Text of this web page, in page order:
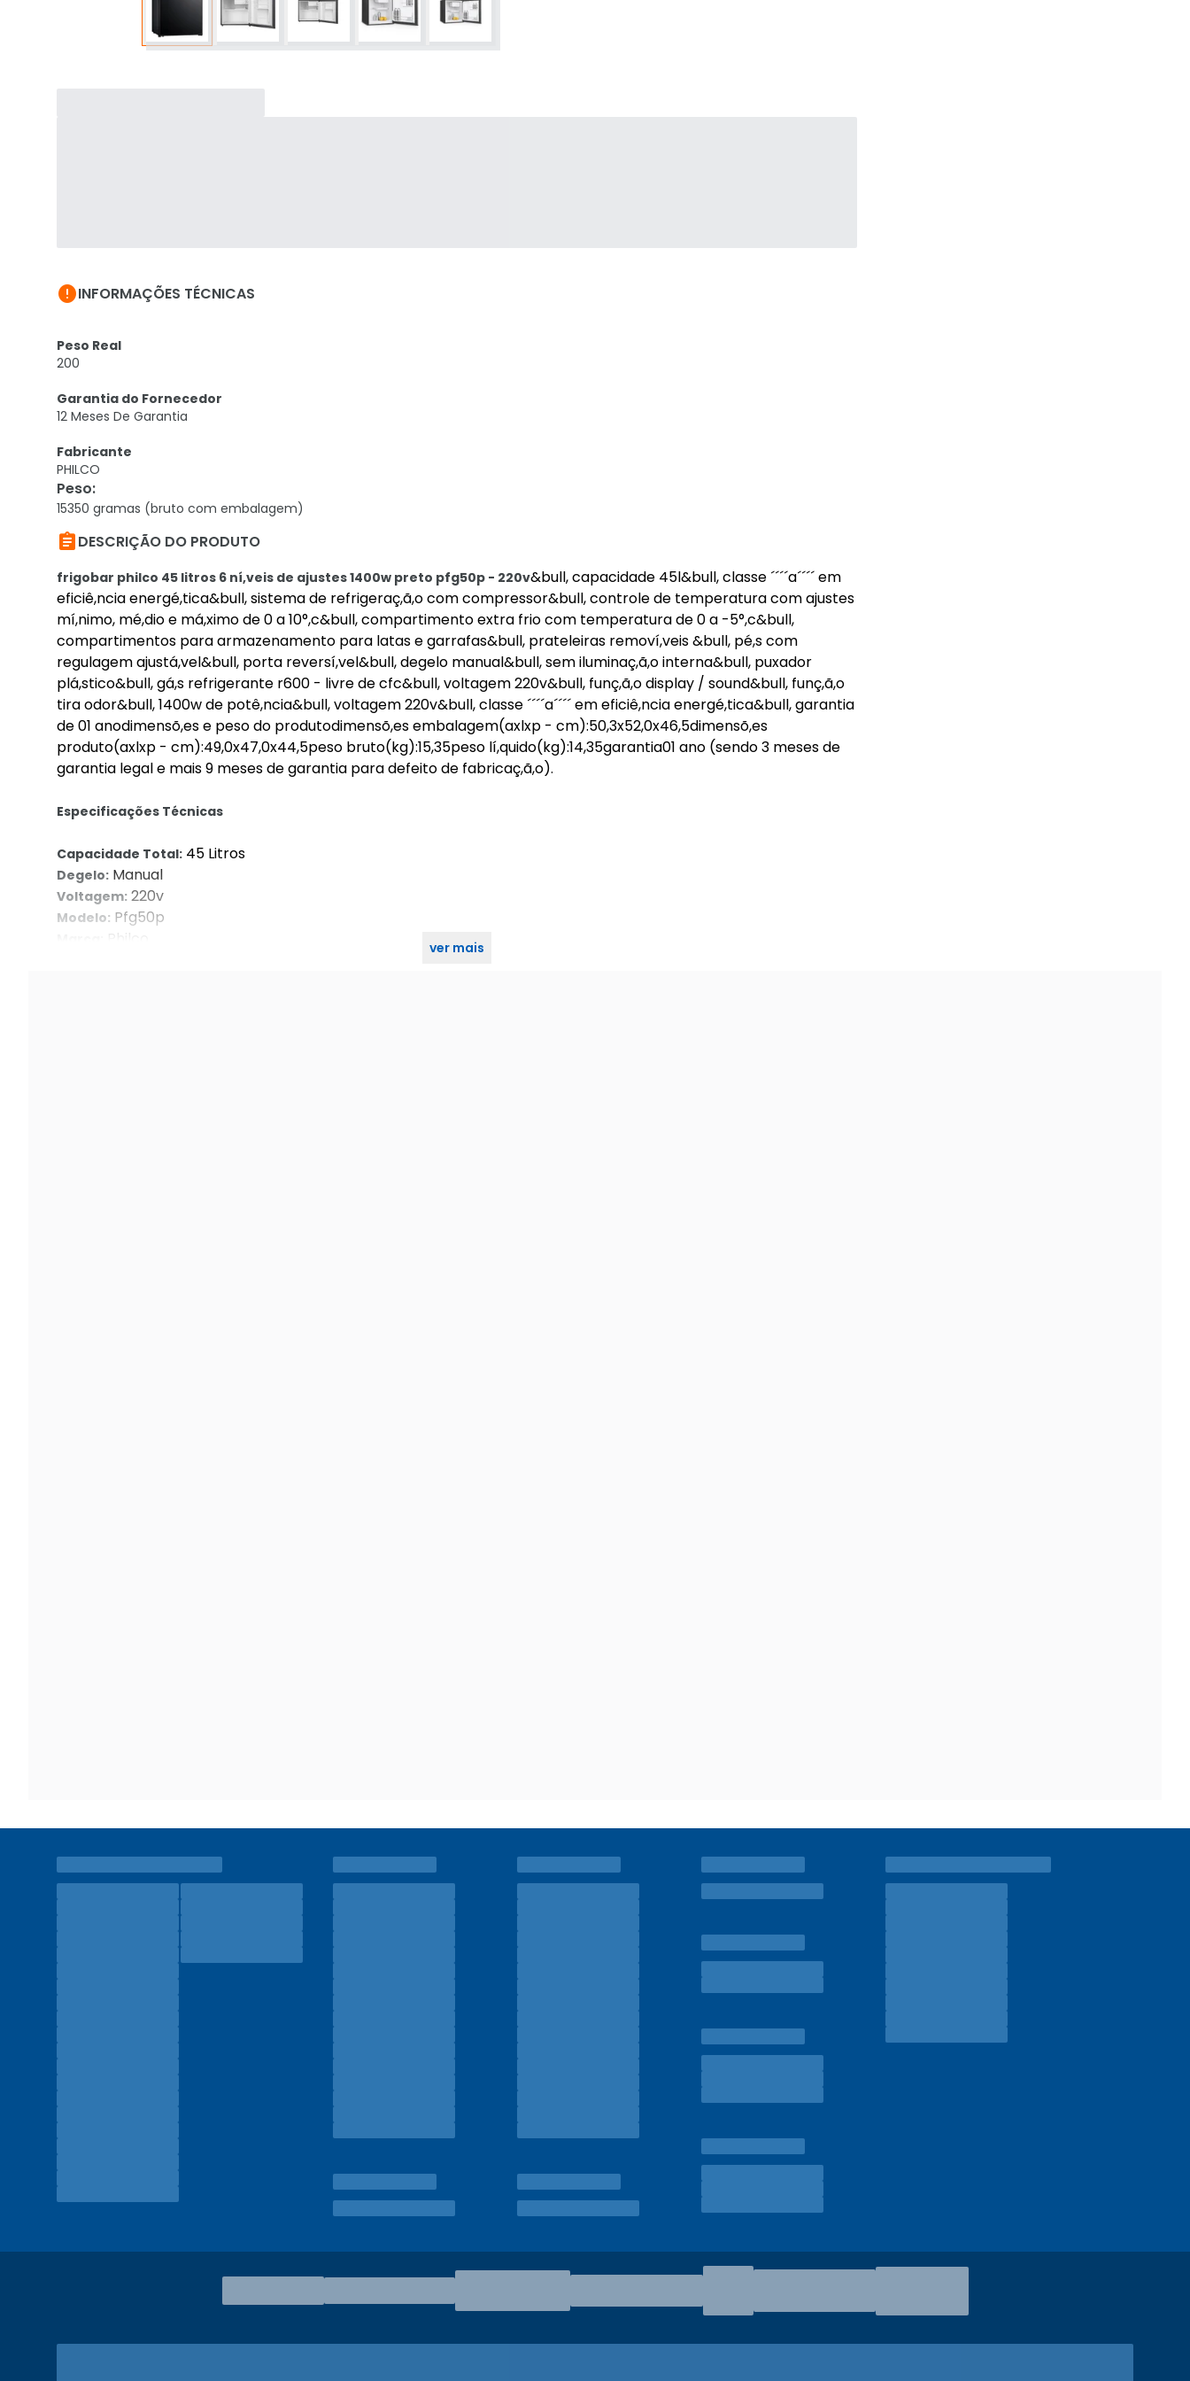
INFORMAÇÕES TÉCNICAS
Peso Real
200
Garantia do Fornecedor
12 Meses De Garantia
Fabricante
PHILCO
Peso:
15350 gramas (bruto com embalagem)
DESCRIÇÃO DO PRODUTO
frigobar philco 45 litros 6 ní,veis de ajustes 1400w preto pfg50p - 220v&bull, capacidade 45l&bull, classe ´´´´a´´´´ em
eficiê,ncia energé,tica&bull, sistema de refrigeraç,ã,o com compressor&bull, controle de temperatura com ajustes
mí,nimo, mé,dio e má,ximo de 0 a 10°,c&bull, compartimento extra frio com temperatura de 0 a -5°,c&bull,
compartimentos para armazenamento para latas e garrafas&bull, prateleiras removí,veis &bull, pé,s com
regulagem ajustá,vel&bull, porta reversí,vel&bull, degelo manual&bull, sem iluminaç,ã,o interna&bull, puxador
plá,stico&bull, gá,s refrigerante r600 - livre de cfc&bull, voltagem 220v&bull, funç,ã,o display / sound&bull, funç,ã,o
tira odor&bull, 1400w de potê,ncia&bull, voltagem 220v&bull, classe ´´´´a´´´´ em eficiê,ncia energé,tica&bull, garantia
de 01 anodimensõ,es e peso do produtodimensõ,es embalagem(axlxp - cm):50,3x52,0x46,5dimensõ,es
produto(axlxp - cm):49,0x47,0x44,5peso bruto(kg):15,35peso lí,quido(kg):14,35garantia01 ano (sendo 3 meses de
garantia legal e mais 9 meses de garantia para defeito de fabricaç,ã,o).
Especificações Técnicas
Capacidade Total: 45 Litros
Degelo: Manual
Voltagem: 220v
Modelo: Pfg50p
Philco ver mais